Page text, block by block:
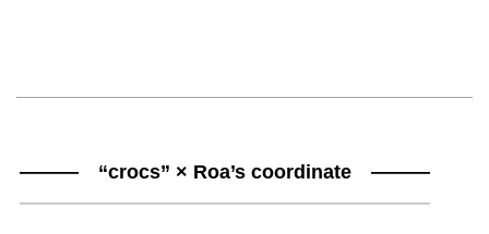
――― “crocs” × Roa’s coordinate ―――